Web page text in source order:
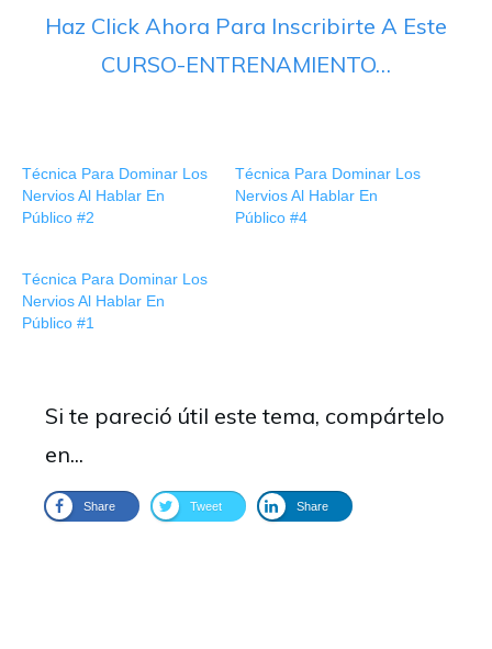
Haz Click Ahora Para Inscribirte A Este
CURSO-ENTRENAMIENTO…
Técnica Para Dominar Los
Nervios Al Hablar En
Público #2
Técnica Para Dominar Los
Nervios Al Hablar En
Público #4
Técnica Para Dominar Los
Nervios Al Hablar En
Público #1
Si te pareció útil este tema, compártelo
en...
Share Tweet Share